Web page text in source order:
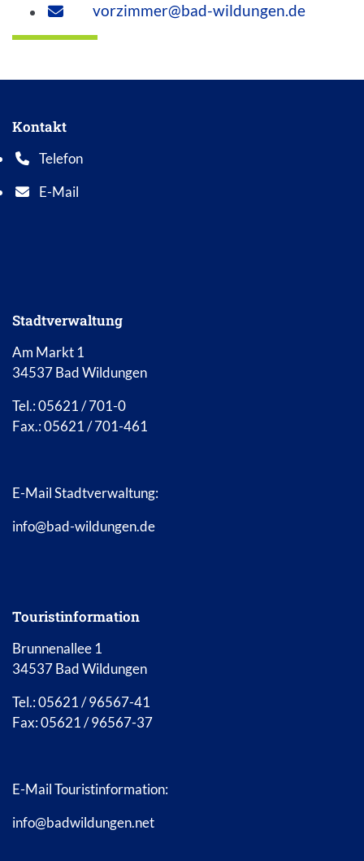
vorzimmer@bad-wildungen.de
Kontakt
Telefon
Telefonnummer: 0 5 6 2 1 7 0 1 0
E-Mail
E-Mail Adresse: info@bad-wildungen.de
Stadtverwaltung
Am Markt 1
34537 Bad Wildungen
Tel.: 05621 / 701-0
Fax.: 05621 / 701-461
E-Mail Stadtverwaltung:
info@bad-wildungen.de
Touristinformation
Brunnenallee 1
34537 Bad Wildungen
Tel.: 05621 / 96567-41
Fax: 05621 / 96567-37
E-Mail Touristinformation:
info@badwildungen.net